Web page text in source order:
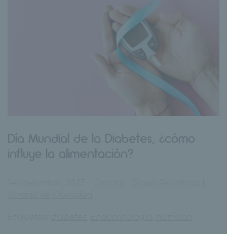
Día Mundial de la Diabetes, ¿cómo
influye la alimentación?